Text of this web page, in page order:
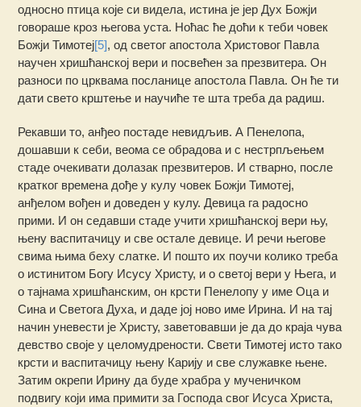
односно птица које cи видела, истина је јер Дух Божји
говораше кроз његова уста. Ноћас ће доћи к теби човек
Божји Тимотеј[5], од светог апостола Христовог Павла
научен хришћанској вери и посвећен за презвитера. Он
разноси по црквама посланице апостола Павла. Он ће ти
дати свето крштење и научиће те шта треба да радиш.
Рекавши то, анђео постаде невидљив. А Пенелопа,
дошавши к себи, веома се обрадова и с нестрпљењем
стаде очекивати долазак презвитеров. И стварно, после
кратког времена дође у кулу човек Божји Тимотеј,
анђелом вођен и доведен у кулу. Девица га радосно
прими. И он седавши стаде учити хришћанској вери њу,
њену васпитачицу и све остале девице. И речи његове
свима њима беху слатке. И пошто их поучи колико треба
о истинитом Богу Исусу Христу, и о светој вери у Њега, и
о тајнама хришћанским, он крсти Пенелопу у име Оца и
Сина и Светога Духа, и даде јој ново име Ирина. И на тај
начин уневести је Христу, заветовавши је да до краја чува
девство своје у целомудрености. Свети Тимотеј исто тако
крсти и васпитачицу њену Карију и све служавке њене.
Затим окрепи Ирину да буде храбра у мученичком
подвигу који има примити за Господа свог Исуса Христа,